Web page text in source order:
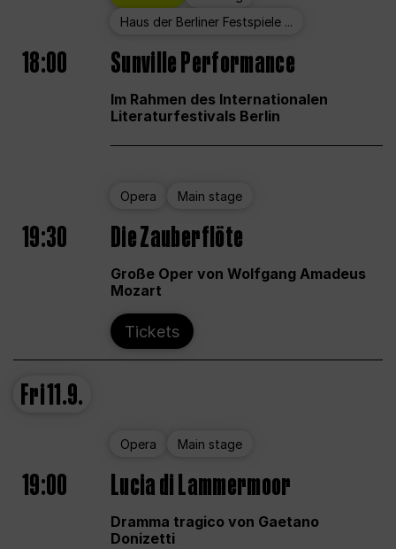
Haus der Berliner Festspiele ...
18:00 Sunville Performance
Im Rahmen des Internationalen
Literaturfestivals Berlin
Opera Main stage
19:30 Die Zauberflöte
Große Oper von Wolfgang Amadeus
Mozart
Tickets
Fri11.9.
Opera Main stage
19:00 Lucia di Lammermoor
Dramma tragico von Gaetano
Donizetti